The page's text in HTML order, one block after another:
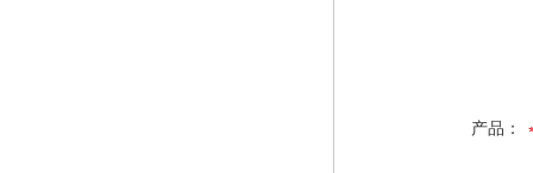
产品：